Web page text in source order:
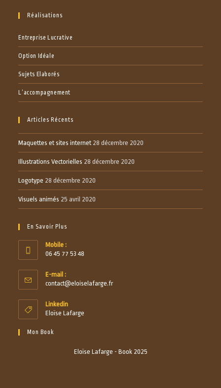
Réalisations
Entreprise Lucrative
Option Idéale
Sujets Elaborés
L’accompagnement
Articles Récents
Maquettes et sites internet 28 décembre 2020
Illustrations Vectorielles 28 décembre 2020
Logotype 28 décembre 2020
Visuels animés 25 avril 2020
En Savoir Plus
Mobile :
06 45 77 53 48
E-mail :
contact@eloiselafarge.fr
Linkedin
Eloïse Lafarge
Mon Book
Eloïse Lafarge - Book 2025